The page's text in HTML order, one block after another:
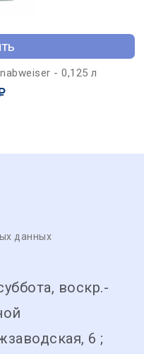
- 0,125 л
данных
воскр.-
6 ;